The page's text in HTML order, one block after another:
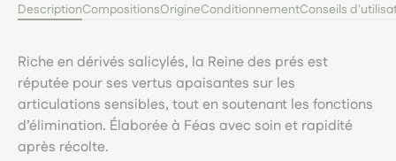
DescriptionCompositionsOrigineConditionnementConseils
Riche en dérivés salicylés, la Reine des prés est
réputée pour ses vertus apaisantes sur les
articulations sensibles, tout en soutenant les fonctions
d’élimination. Élaborée à Féas avec soin et rapidité
après récolte.